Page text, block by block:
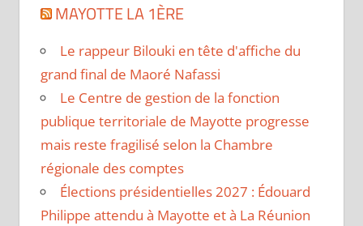
MAYOTTE LA 1ÈRE
Le rappeur Bilouki en tête d'affiche du
grand final de Maoré Nafassi
Le Centre de gestion de la fonction
publique territoriale de Mayotte progresse
mais reste fragilisé selon la Chambre
régionale des comptes
Élections présidentielles 2027 : Édouard
Philippe attendu à Mayotte et à La Réunion